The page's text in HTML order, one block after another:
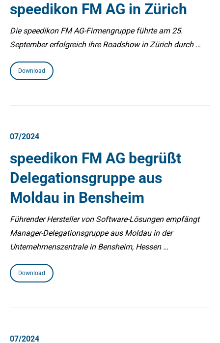
speedikon FM AG in Zürich
Die speedikon FM AG-Firmengruppe führte am 25.
September erfolgreich ihre Roadshow in Zürich durch …
Download
07/2024
speedikon FM AG begrüßt
Delegationsgruppe aus
Moldau in Bensheim
Führender Hersteller von Software-Lösungen empfängt
Manager-Delegationsgruppe aus Moldau in der
Unternehmenszentrale in Bensheim, Hessen …
Download
07/2024